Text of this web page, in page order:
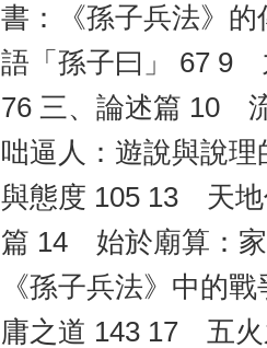
書：《孫子兵法》
語「孫子曰」 67 9
76 三、論述篇 10
咄逼人：遊說與說
與態度 105 13 天地
篇 14 始於廟算：
《孫子兵法》中的
庸之道 143 17 五火